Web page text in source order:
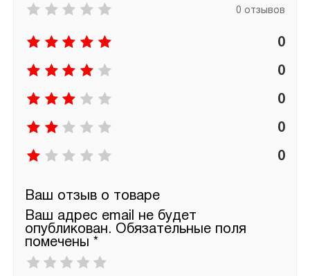
0 отзывов
0
0
0
0
0
Ваш отзыв о товаре
Ваш адрес email не будет
опубликован. Обязательные поля
помечены *
Ваша
оценка